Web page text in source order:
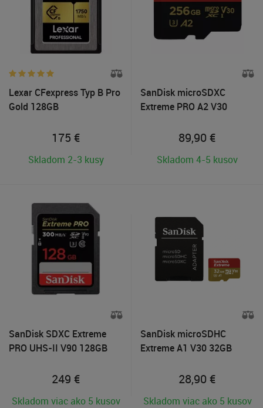
Lexar CFexpress Typ B Pro
Gold 128GB
175 €
Skladom 2-3 kusy
SanDisk microSDXC
Extreme PRO A2 V30
89,90 €
Skladom 4-5 kusov
SanDisk SDXC Extreme
PRO UHS-II V90 128GB
249 €
Skladom viac ako 5 kusov
SanDisk microSDHC
Extreme A1 V30 32GB
28,90 €
Skladom viac ako 5 kusov